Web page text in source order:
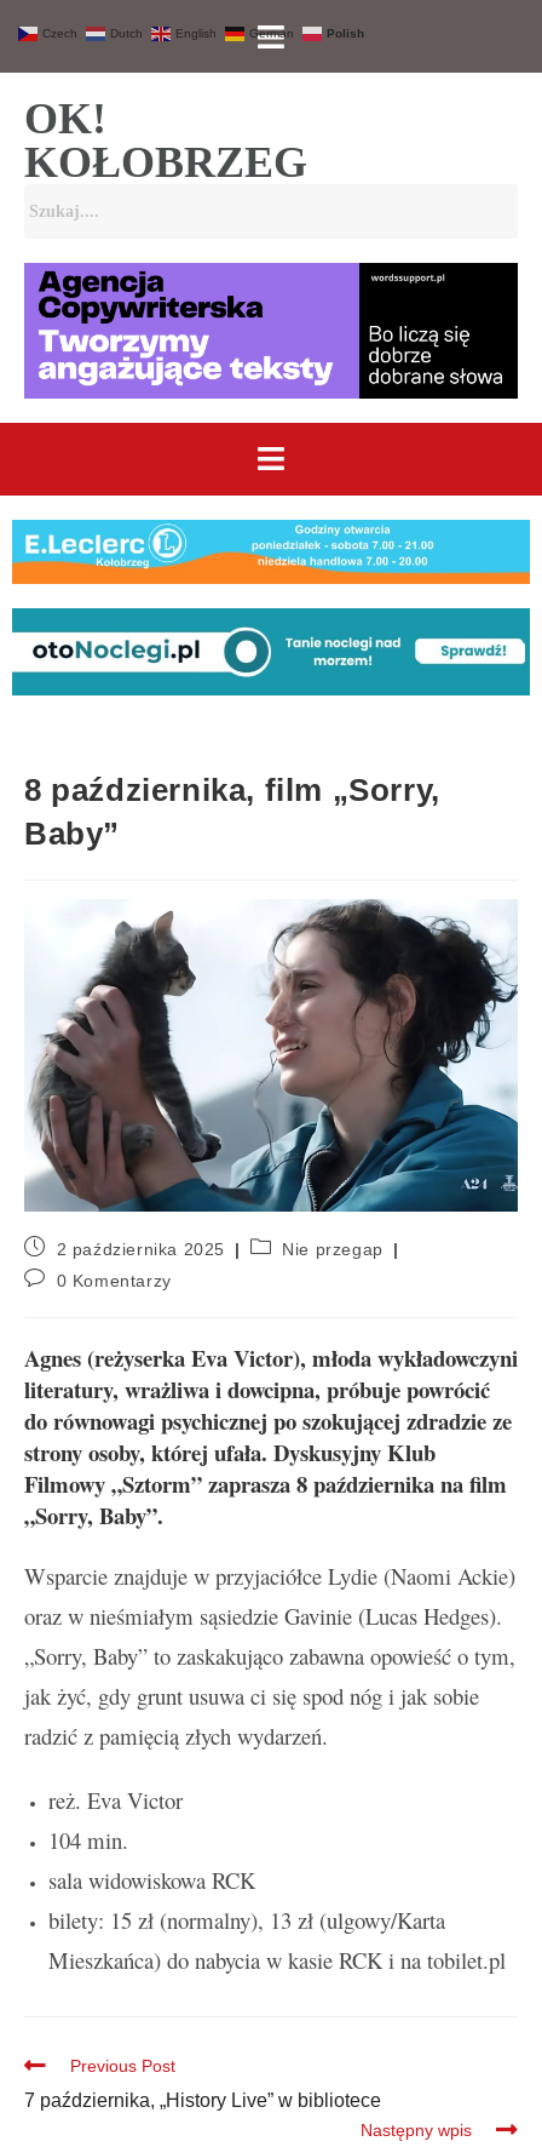
OK!
KOŁOBRZEG
8 października, film „Sorry,
Baby”
2 października 2025
Nie przegap
0 Komentarzy
Agnes (reżyserka Eva Victor), młoda wykładowczyni
literatury, wrażliwa i dowcipna, próbuje powrócić
do równowagi psychicznej po szokującej zdradzie ze
strony osoby, której ufała. Dyskusyjny Klub
Filmowy „Sztorm” zaprasza 8 października na film
„Sorry, Baby”.
Wsparcie znajduje w przyjaciółce Lydie (Naomi Ackie)
oraz w nieśmiałym sąsiedzie Gavinie (Lucas Hedges).
„Sorry, Baby” to zaskakująco zabawna opowieść o tym,
jak żyć, gdy grunt usuwa ci się spod nóg i jak sobie
radzić z pamięcią złych wydarzeń.
reż. Eva Victor
104 min.
sala widowiskowa RCK
bilety: 15 zł (normalny), 13 zł (ulgowy/Karta
Mieszkańca) do nabycia w kasie RCK i na tobilet.pl
Previous Post
7 października, „History Live” w bibliotece
Następny wpis
Czech Dutch English German Polish